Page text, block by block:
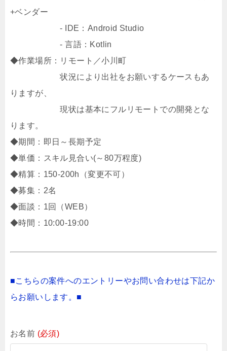
+ベンダー
- IDE：Android Studio
- 言語：Kotlin
◆作業場所：リモート／小川町
状況により出社をお願いするケースもあ
りますが、
現状は基本にフルリモートでの開発とな
ります。
◆期間：即日～長期予定
◆単価：スキル見合い(～80万程度)
◆精算：150-200h（変更不可）
◆募集：2名
◆面談：1回（WEB）
◆時間：10:00-19:00
■こちらの案件へのエントリーやお問い合わせは下記か
らお願いします。■
お名前 (必須)